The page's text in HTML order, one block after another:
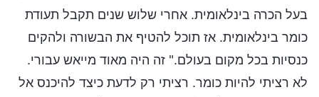
בעל הכרה בינלאומית. אחרי שלוש שנים תקבל תעודת
כומר בינלאומית. אז תוכל להטיף את הבשורה ולהקים
כנסיות בכל מקום בעולם." זה היה מאוד מייאש עבורי.
לא רציתי להיות כומר. רציתי רק לדעת כיצד להיכנס אל